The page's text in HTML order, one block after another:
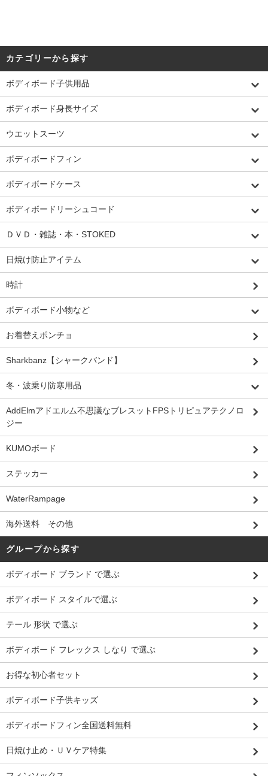
カテゴリーから探す
ボディボード子供用品
ボディボード身長サイズ
ウエットスーツ
ボディボードフィン
ボディボードケース
ボディボードリーシュコード
ＤＶＤ・雑誌・本・STOKED
日焼け防止アイテム
時計
ボディボード小物など
お着替えポンチョ
Sharkbanz【シャークバンド】
冬・波乗り防寒用品
AddElmアドエルム不思議なブレスットFPSトリピュアテクノロ
ジー
KUMOボード
ステッカー
WaterRampage
海外送料 その他
グループから探す
ボディボード ブランド で選ぶ
ボディボード スタイルで選ぶ
テール 形状 で選ぶ
ボディボード フレックス しなり で選ぶ
お得な初心者セット
ボディボード子供キッズ
ボディボードフィン全国送料無料
日焼け止め・ＵＶケア特集